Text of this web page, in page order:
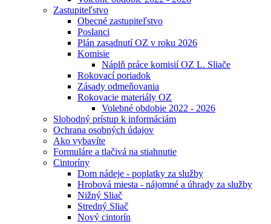
Zastupiteľstvo
Obecné zastupiteľstvo
Poslanci
Plán zasadnutí OZ v roku 2026
Komisie
Náplň práce komisií OZ L. Sliače
Rokovací poriadok
Zásady odmeňovania
Rokovacie materiály OZ
Volebné obdobie 2022 - 2026
Slobodný prístup k informáciám
Ochrana osobných údajov
Ako vybavíte
Formuláre a tlačivá na stiahnutie
Cintoríny
Dom nádeje - poplatky za služby
Hrobová miesta - nájomné a úhrady za služby
Nižný Sliač
Stredný Sliač
Nový cintorín